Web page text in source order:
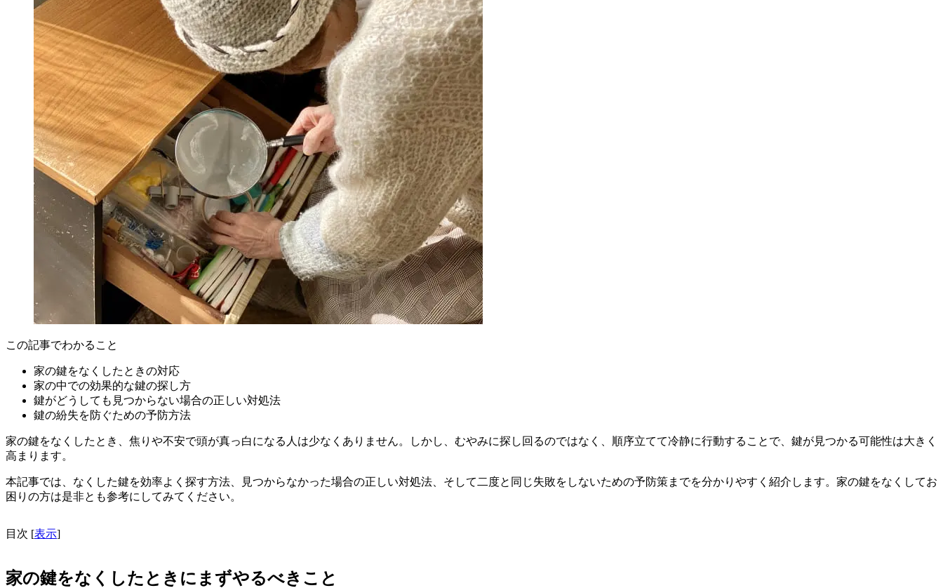
この記事でわかること
家の鍵をなくしたときの対応
家の中での効果的な鍵の探し方
鍵がどうしても見つからない場合の正しい対処法
鍵の紛失を防ぐための予防方法
家の鍵をなくしたとき、焦りや不安で頭が真っ白になる人は少なくありません。しかし、むやみに探し回るのではなく、順序立てて冷静に行動することで、鍵が見つかる可能性は大きく
高まります。
本記事では、なくした鍵を効率よく探す方法、見つからなかった場合の正しい対処法、そして二度と同じ失敗をしないための予防策までを分かりやすく紹介します。家の鍵をなくしてお
困りの方は是非とも参考にしてみてください。
目次 [表示]
家の鍵をなくしたときにまずやるべきこと